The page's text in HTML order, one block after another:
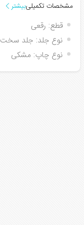
مشخصات تکمیلیبیشتر
قطع: رقعی
نوع جلد: جلد سخت
نوع چاپ: مشکی